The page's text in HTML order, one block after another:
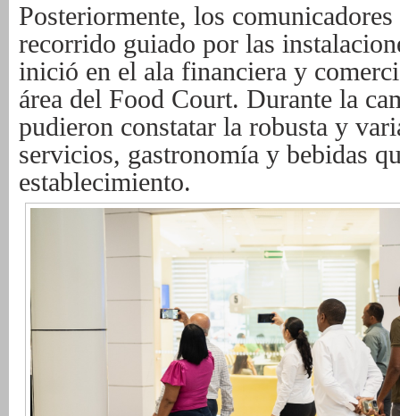
Posteriormente, los
recorrido guiado por las
inició en el ala financiera y
área del Food Court. Durante la
pudieron constatar la robusta y
servicios, gastronomía y bebidas
establecimiento.